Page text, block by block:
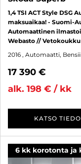
1,4 TSI ACT Style
maksuaikaa! - Suomi-
Automaattinen
Webasto // Vetokoukku
2016 , Automaatti,
17 390 €
alk. 198 € / kk
KATSO
6 kk korotonta ja